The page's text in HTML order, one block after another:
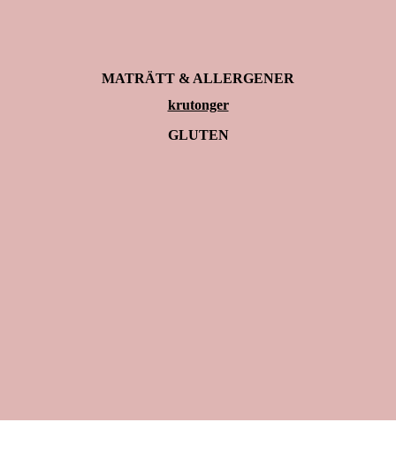
MATRÄTT & ALLERGENER
krutonger
GLUTEN